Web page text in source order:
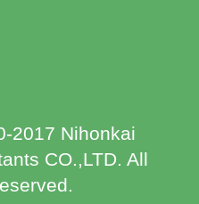
2017 Nihonkai
CO.,LTD. All